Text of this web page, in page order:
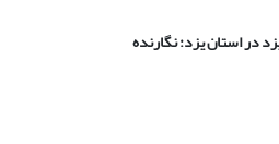
در استان یزد: نگارنده